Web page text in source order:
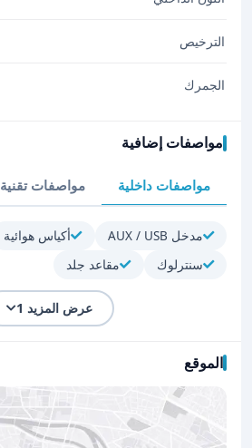
الترخيص
الجمرك
مواصفات إضافية
مواصفات داخلية مواصفات تقنية
مدخل AUX / USB أكياس هوائية
سنترلوك
مقاعد جلد
عرض المزيد 1
الموقع